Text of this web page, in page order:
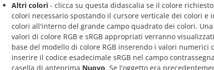
Altri colori - clicca su questa didascalia se il colore
colori necessario spostando il cursore verticale dei colori
colori all'interno del grande campo quadrato dei colori.
valori di colore RGB e sRGB appropriati verranno
base del modello di colore RGB inserendo i valori numerici
inserire il codice esadecimale sRGB nel campo
casella di anteprima Nuovo. Se l'oggetto era